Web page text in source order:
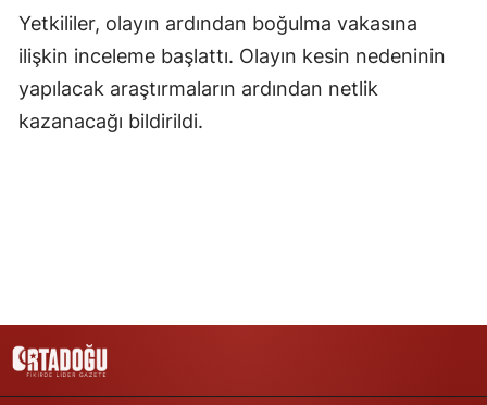
Rize
Sakarya
Tokat
Yetkililer, olayın ardından boğulma vakasına
ilişkin inceleme başlattı. Olayın kesin nedeninin
yapılacak araştırmaların ardından netlik
kazanacağı bildirildi.